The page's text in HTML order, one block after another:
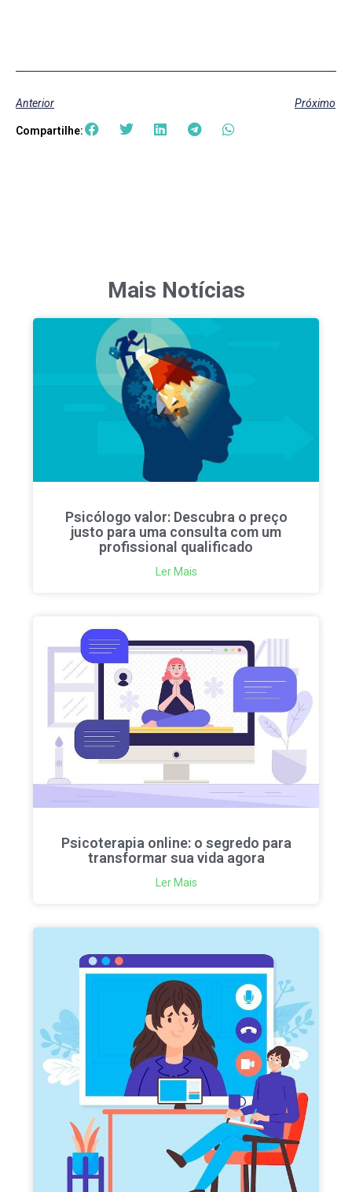
Anterior Próximo
Compartilhe:
Mais Notícias
Psicólogo valor: Descubra o preço
justo para uma consulta com um
profissional qualificado
Ler Mais
Psicoterapia online: o segredo para
transformar sua vida agora
Ler Mais